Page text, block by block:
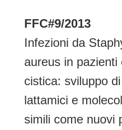
FFC#9/2013
Infezioni da
aureus in pazienti
cistica: sviluppo
lattamici e
simili come nuovi